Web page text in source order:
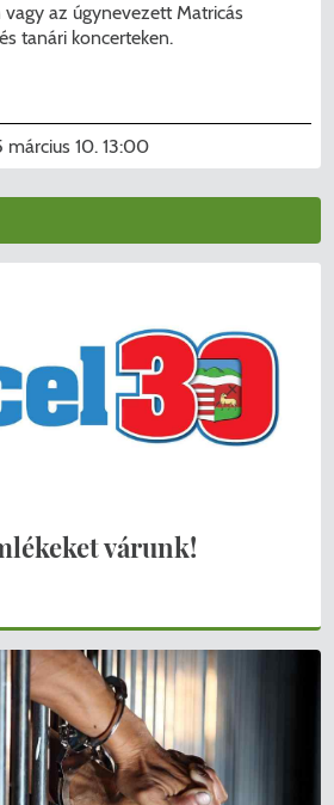
az úgynevezett Matricás
tanári koncerteken.
március 10. 13:00
várunk!